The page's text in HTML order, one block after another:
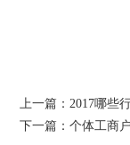
上一篇：2017哪些
下一篇：个体工商